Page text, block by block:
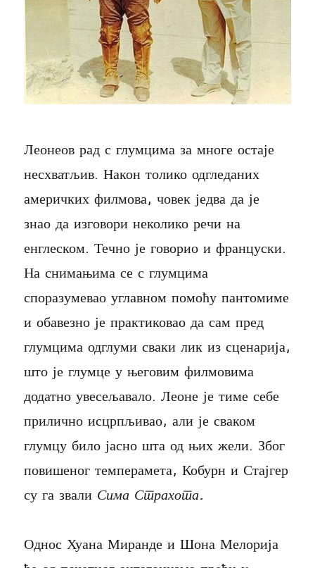
Леонеов рад с глумцима за многе остаје
несхватљив. Након толико одгледаних
америчких филмова, човек једва да је
знао да изговори неколико речи на
енглеском. Течно је говорио и француски.
На снимањима се с глумцима
споразумевао углавном помоћу пантомиме
и обавезно је практиковао да сам пред
глумцима одглуми сваки лик из сценарија,
што је глумце у његовим филмовима
додатно увесељавало. Леоне је тиме себе
прилично исцрпљивао, али је сваком
глумцу било јасно шта од њих жели. Због
повишеног темперамета, Кобурн и Стајгер
су га звали Сима Страхота.
Однос Хуана Миранде и Шона Мелорија